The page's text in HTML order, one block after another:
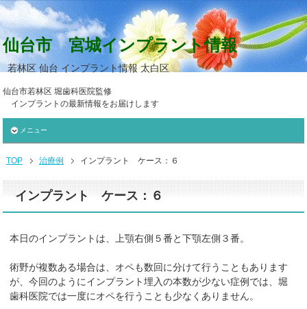
仙台市 宮城インプラント情報
若林区 仙台 インプラント情報 太白区
仙台市若林区 堀歯科医院監修
インプラントの最新情報をお届けします
メニュー
TOP 治療例 インプラント ケース：６
インプラント ケース：６
本日のインプラントは、上顎右側５番と下顎左側３番。
術野が複数ある場合は、オペも数回に分けて行うこともあります
が、今回のようにインプラント埋入の本数が少ない症例では、堀
歯科医院では一度にオペを行うことも少なくありません。